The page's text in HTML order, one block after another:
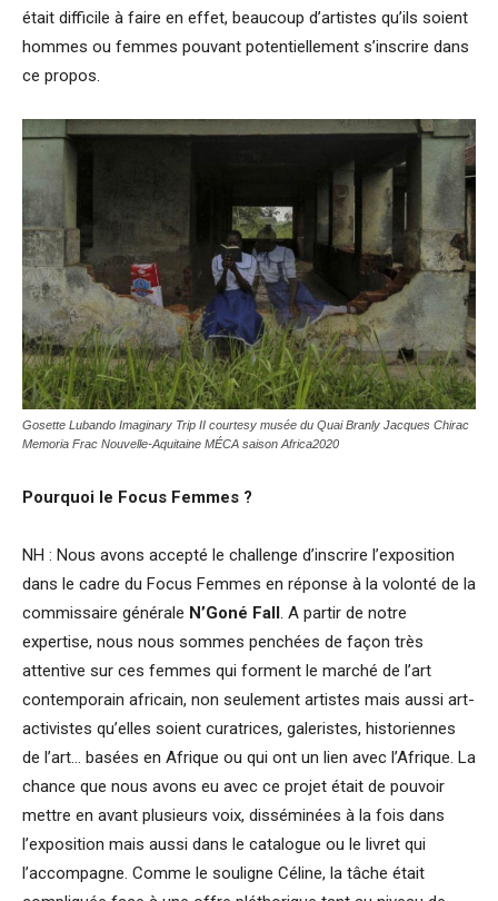
était difficile à faire en effet, beaucoup d’artistes qu’ils soient
hommes ou femmes pouvant potentiellement s’inscrire dans
ce propos.
Gosette Lubando Imaginary Trip II courtesy musée du Quai Branly Jacques Chirac
Memoria Frac Nouvelle-Aquitaine MÉCA saison Africa2020
Pourquoi le Focus Femmes ?
NH : Nous avons accepté le challenge d’inscrire l’exposition
dans le cadre du Focus Femmes en réponse à la volonté de la
commissaire générale N’Goné Fall. A partir de notre
expertise, nous nous sommes penchées de façon très
attentive sur ces femmes qui forment le marché de l’art
contemporain africain, non seulement artistes mais aussi art-
activistes qu’elles soient curatrices, galeristes, historiennes
de l’art… basées en Afrique ou qui ont un lien avec l’Afrique. La
chance que nous avons eu avec ce projet était de pouvoir
mettre en avant plusieurs voix, disséminées à la fois dans
l’exposition mais aussi dans le catalogue ou le livret qui
l’accompagne. Comme le souligne Céline, la tâche était